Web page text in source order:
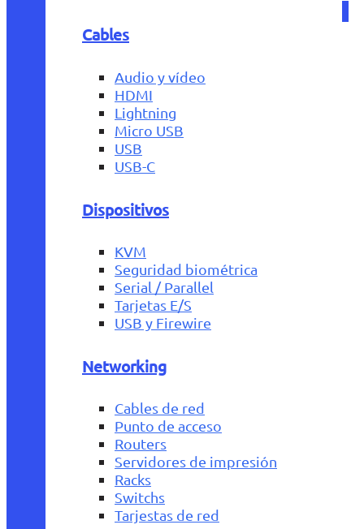
Cables
Audio y vídeo
HDMI
Lightning
Micro USB
USB
USB-C
Dispositivos
KVM
Seguridad biométrica
Serial / Parallel
Tarjetas E/S
USB y Firewire
Networking
Cables de red
Punto de acceso
Routers
Servidores de impresión
Racks
Switchs
Tarjestas de red